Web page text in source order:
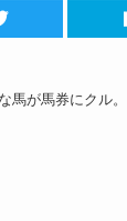
馬が馬券にクル。